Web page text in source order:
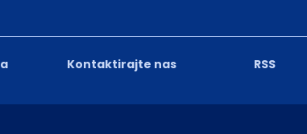
Kontaktirajte nas RSS